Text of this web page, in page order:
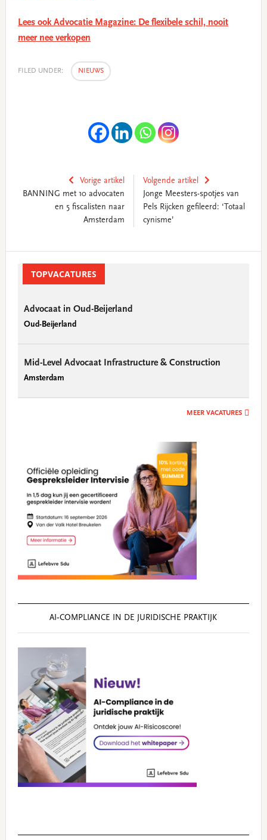
Lees ook Advocatie Magazine: De flexibele schil, nooit
meer nee verkopen
FILED UNDER: NIEUWS
Vorige artikel
BANNING met 10 advocaten
en 5 fiscalisten naar
Amsterdam
Volgende artikel
Jonge Meesters-spotjes van
Pels Rijcken gefileerd: ‘Totaal
cynisme’
SidebarTOPVACATURES
Advocaat in Oud-Beijerland
Oud-Beijerland
Mid-Level Advocaat Infrastructure & Construction
Amsterdam
MEER VACATURES
AI‑COMPLIANCE IN DE JURIDISCHE PRAKTIJK